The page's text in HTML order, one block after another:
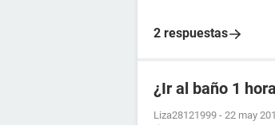
2 respuestas
¿Ir al baño 1
Liza28121999 - 22 may